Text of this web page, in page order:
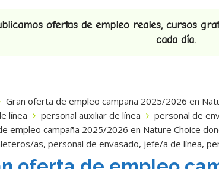
ofertas de empleo reales, cursos
cada día.
Gran oferta de empleo campaña 2025/2026 en
línea
personal auxiliar de línea personal de
empleo campaña 2025/2026 en Nature Choice
as, personal de envasado, jefe/a de línea,